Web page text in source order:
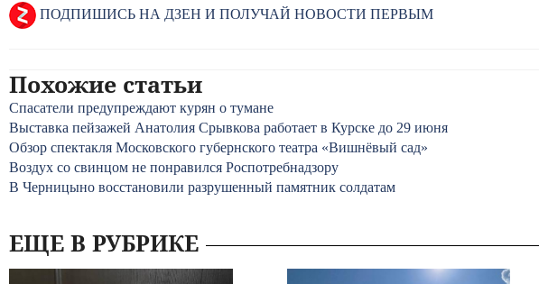
ПОДПИШИСЬ НА ДЗЕН И ПОЛУЧАЙ НОВОСТИ ПЕРВЫМ
Похожие статьи
Спасатели предупреждают курян о тумане
Выставка пейзажей Анатолия Срывкова работает в Курске до 29 июня
Обзор спектакля Московского губернского театра «Вишнёвый сад»
Воздух со свинцом не понравился Роспотребнадзору
В Черницыно восстановили разрушенный памятник солдатам
ЕЩЕ В РУБРИКЕ